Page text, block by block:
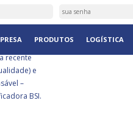
PRODUTOS LOGÍSTICA
É
recente
e
–
BSI.